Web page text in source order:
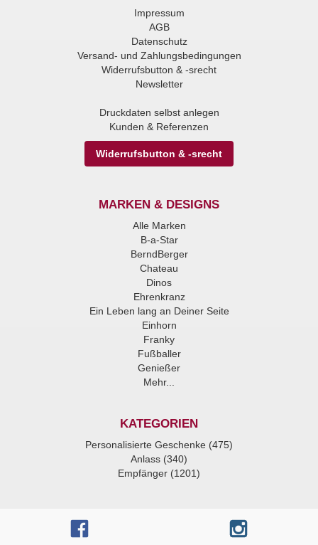
Impressum
AGB
Datenschutz
Versand- und Zahlungsbedingungen
Widerrufsbutton & -srecht
Newsletter
Druckdaten selbst anlegen
Kunden & Referenzen
Widerrufsbutton & -srecht
MARKEN & DESIGNS
Alle Marken
B-a-Star
BerndBerger
Chateau
Dinos
Ehrenkranz
Ein Leben lang an Deiner Seite
Einhorn
Franky
Fußballer
Genießer
Mehr...
KATEGORIEN
Personalisierte Geschenke (475)
Anlass (340)
Empfänger (1201)